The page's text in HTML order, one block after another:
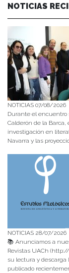
NOTICIAS
NOTICIAS 07/08/2026
Durante el encuentro
Calderón de la Barca,
investigación en
Navarra y las
NOTICIAS 28/07/2026
📚 Anunciamos a
Revistas UACh
su lectura y descarga
publicado